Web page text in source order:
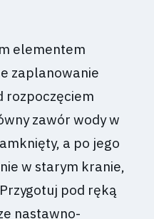
elementem
zaplanowanie
rozpoczęciem
zawór wody w
a po jego
w starym kranie,
pod ręką
nastawno-